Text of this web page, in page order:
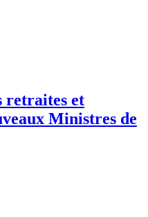
retraites et
Ministres de